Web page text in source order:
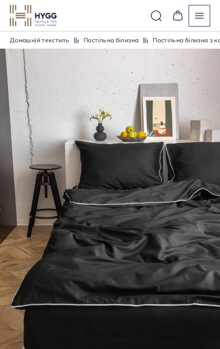
Домашній текстиль Постiльна бiлизна Постiльна бiлизна з